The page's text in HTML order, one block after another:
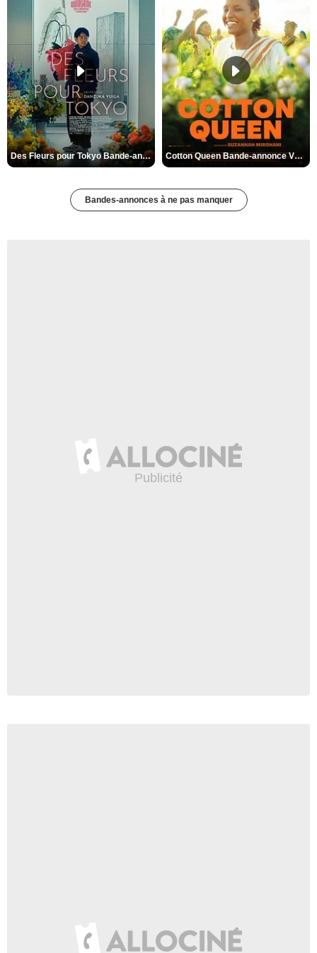
Des Fleurs pour Tokyo Bande-annonce VO STFR Cotton Queen Bande-annonce VO STFR
Bandes-annonces à ne pas manquer